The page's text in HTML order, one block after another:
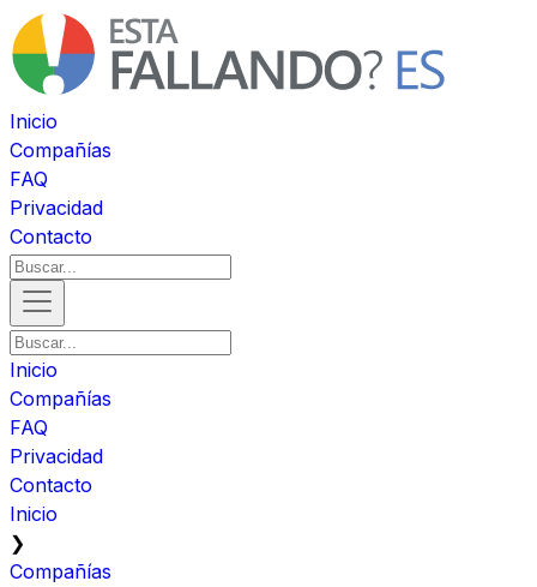
Inicio
Compañías
FAQ
Privacidad
Contacto
Inicio
Compañías
FAQ
Privacidad
Contacto
Inicio
❯
Compañías